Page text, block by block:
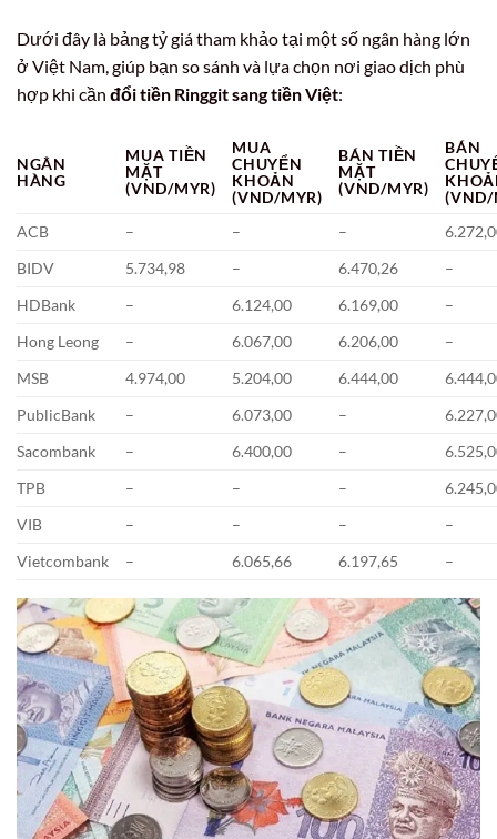
Dưới đây là bảng tỷ giá tham khảo tại một số ngân hàng lớn
ở Việt Nam, giúp bạn so sánh và lựa chọn nơi giao dịch phù
hợp khi cần đổi tiền Ringgit sang tiền Việt:
NGÂN
HÀNG
MUA TIỀN
MẶT
(VND/MYR)
MUA
CHUYỂN
KHOẢN
(VND/MYR)
BÁN TIỀN
MẶT
(VND/MYR)
BÁN
(VND/
ACB
– – –
BIDV
5.734,98 – 6.470,26
–
HDBank
– 6.124,00 6.169,00
–
Hong Leong
– 6.067,00 6.206,00
–
MSB
4.974,00 5.204,00 6.444,00
PublicBank
– 6.073,00 –
Sacombank
– 6.400,00 –
TPB
– – –
VIB
– – –
–
Vietcombank
– 6.065,66 6.197,65 –